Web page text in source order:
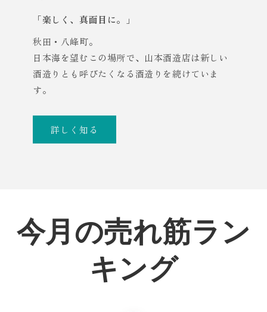
「楽しく、真面目に。」
秋田・八峰町。
日本海を望むこの場所で、山本酒造店は新しい
酒造りとも呼びたくなる酒造りを続けていま
す。
詳しく知る
今月の売れ筋ラン
キング